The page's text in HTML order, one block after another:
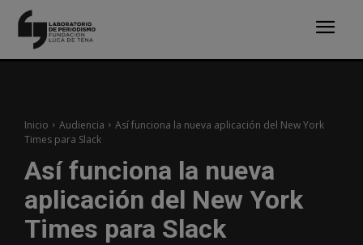
Inicio Audiencia
Así funciona la nueva aplicación del New York
Times para Slack
Así funciona la nueva
aplicación del New York
Times para Slack